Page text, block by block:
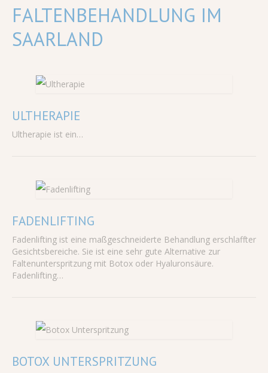
FALTENBEHANDLUNG IM
SAARLAND
ULTHERAPIE
Ultherapie ist ein…
FADENLIFTING
Fadenlifting ist eine maßgeschneiderte Behandlung erschlaffter
Gesichtsbereiche. Sie ist eine sehr gute Alternative zur
Faltenunterspritzung mit Botox oder Hyaluronsäure.
Fadenlifting…
BOTOX UNTERSPRITZUNG